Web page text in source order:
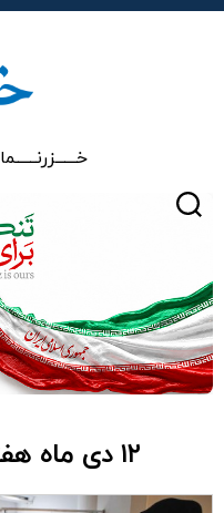
خـــــــزرنـــــــما
۱۲ دی ماه هفته رشت نامگذاری